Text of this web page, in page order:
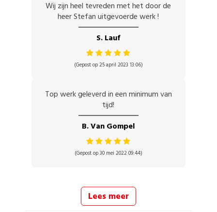
Wij zijn heel tevreden met het door de
heer Stefan uitgevoerde werk !
S. Lauf
(Gepost op 25 april 2023 13:06)
Top werk geleverd in een minimum van
tijd!
B. Van Gompel
(Gepost op 30 mei 2022 09:44)
Lees meer